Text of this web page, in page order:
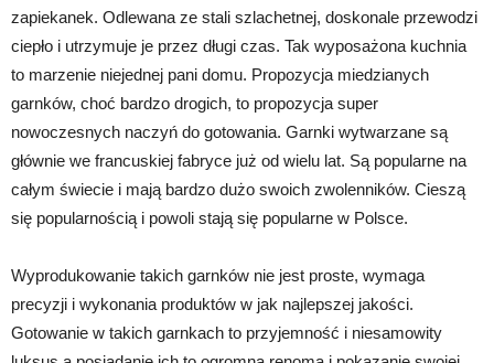
zapiekanek. Odlewana ze stali szlachetnej, doskonale przewodzi
ciepło i utrzymuje je przez długi czas. Tak wyposażona kuchnia
to marzenie niejednej pani domu. Propozycja miedzianych
garnków, choć bardzo drogich, to propozycja super
nowoczesnych naczyń do gotowania. Garnki wytwarzane są
głównie we francuskiej fabryce już od wielu lat. Są popularne na
całym świecie i mają bardzo dużo swoich zwolenników. Cieszą
się popularnością i powoli stają się popularne w Polsce.
Wyprodukowanie takich garnków nie jest proste, wymaga
precyzji i wykonania produktów w jak najlepszej jakości.
Gotowanie w takich garnkach to przyjemność i niesamowity